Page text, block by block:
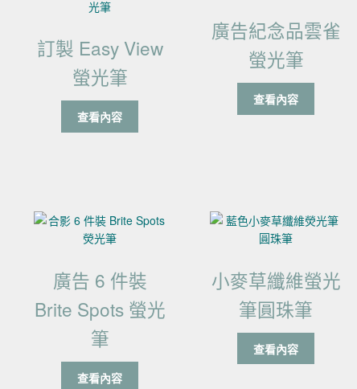
訂製 Easy View
螢光筆
查看內容
廣告紀念品雲雀
螢光筆
查看內容
廣告 6 件裝
Brite Spots 螢光
筆
查看內容
小麥草纖維螢光
筆圓珠筆
查看內容